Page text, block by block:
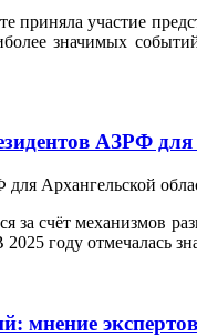
участие
значимых
АЗРФ для
счёт механизмов
году отмечалась
мнение экспертов